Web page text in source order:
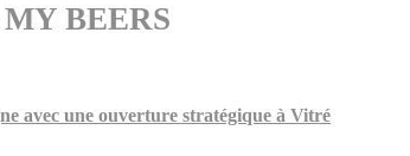
BEERS
avec une ouverture stratégique à Vitré